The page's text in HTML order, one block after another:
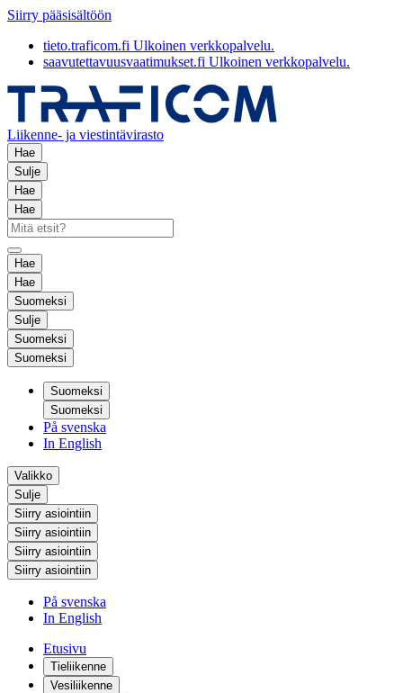
Siirry pääsisältöön
tieto.traficom.fi Ulkoinen verkkopalvelu.
saavutettavuusvaatimukset.fi Ulkoinen verkkopalvelu.
Liikenne- ja viestintävirasto
Hae
Sulje
Hae
Hae
Hae
Hae
Suomeksi
Sulje
Suomeksi
Suomeksi
Suomeksi
Suomeksi
På svenska
In English
Valikko
Sulje
Siirry asiointiin
Siirry asiointiin
Siirry asiointiin
Siirry asiointiin
På svenska
In English
Etusivu
Tieliikenne
Vesiliikenne